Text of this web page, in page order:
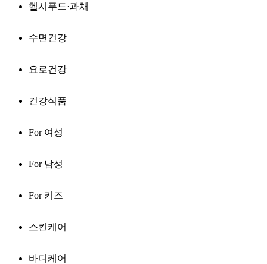
헬시푸드·과채
수면건강
요로건강
건강식품
For 여성
For 남성
For 키즈
스킨케어
바디케어